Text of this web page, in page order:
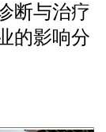
断与治疗
的影响分